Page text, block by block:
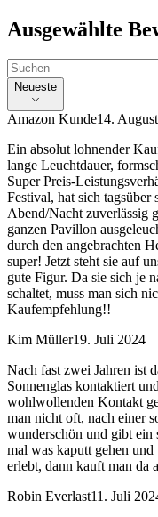
Ausgewählte
Neueste
Amazon Kunde14.
Ein absolut lohnender
lange Leuchtdauer,
Super Preis-
Festival, hat sich tagsüber
Abend/Nacht zuverlässig
ganzen Pavillon
durch den angebrachten
super! Jetzt steht sie auf
gute Figur. Da sie sich je
schaltet, muss man sich
Kaufempfehlung!!
Kim Müller19. Juli 2024
Nach fast zwei Jahren ist
Sonnenglas kontaktiert
wohlwollenden Kontakt
man nicht oft, nach einer
wunderschön und gibt ein
mal was kaputt gehen
erlebt, dann kauft man da
Robin Everlast11. Juli